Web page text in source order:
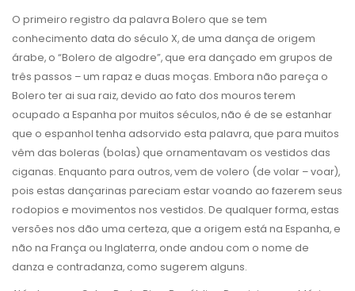
O primeiro registro da palavra Bolero que se tem
conhecimento data do século X, de uma dança de origem
árabe, o “Bolero de algodre”, que era dançado em grupos de
três passos – um rapaz e duas moças. Embora não pareça o
Bolero ter ai sua raiz, devido ao fato dos mouros terem
ocupado a Espanha por muitos séculos, não é de se estanhar
que o espanhol tenha adsorvido esta palavra, que para muitos
vêm das boleras (bolas) que ornamentavam os vestidos das
ciganas. Enquanto para outros, vem de volero (de volar – voar),
pois estas dançarinas pareciam estar voando ao fazerem seus
rodopios e movimentos nos vestidos. De qualquer forma, estas
versões nos dão uma certeza, que a origem está na Espanha, e
não na França ou Inglaterra, onde andou com o nome de
danza e contradanza, como sugerem alguns.